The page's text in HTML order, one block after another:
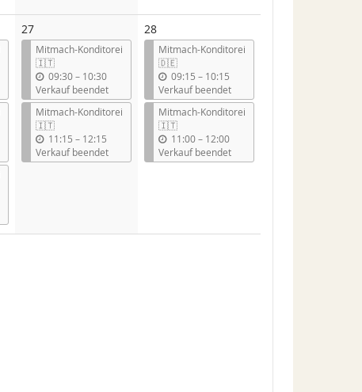
27
Mitmach-Konditorei
🇮🇹
09:30–b
i
s
10:30
Verkauf beendet
Mitmach-Konditorei
🇮🇹
11:15 –b
i
s
12:15
Verkauf beendet
28
Mitmach-Konditorei
🇩🇪
09:15 –b
i
s
10:15
Verkauf beendet
Mitmach-Konditorei
🇮🇹
11:00–b
i
s
12:00
Verkauf beendet